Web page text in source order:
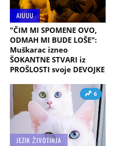
AIUUU
"ČIM MI SPOMENE OVO,
ODMAH MI BUDE LOŠE":
Muškarac izneo
ŠOKANTNE STVARI iz
PROŠLOSTI svoje DEVOJKE
6
JEZIK ŽIVOTINJA